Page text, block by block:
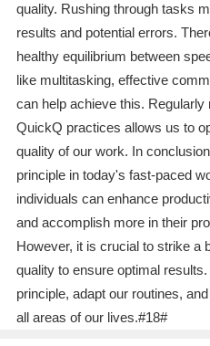
quality. Rushing through tasks
results and potential errors.
healthy equilibrium between
like multitasking, effective
can help achieve this. Regularly
QuickQ practices allows us to
quality of our work. In
principle in today's fast-paced
individuals can enhance
and accomplish more in their
However, it is crucial to strike a
quality to ensure optimal
principle, adapt our routines,
all areas of our lives.#18#